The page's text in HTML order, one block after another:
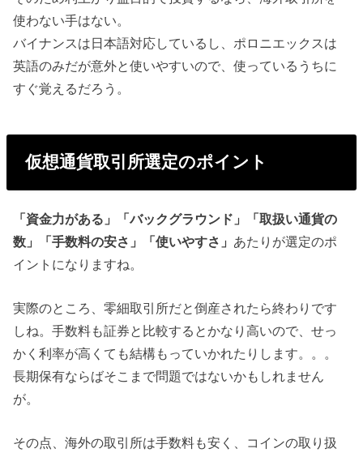
使わない手はない。
バイナンスは日本語対応しているし、ポロニエックスは
英語のみだが意外と使いやすいので、使っているうちに
すぐ覚えるだろう。
仮想通貨取引所選定のポイント
「資金力がある」「バックグラウンド」「取扱い通貨の
数」「手数料の安さ」「使いやすさ」 あたりが選定のポ
イントになりますね。
実際のところ、零細取引所だと倒産されたら終わりです
しね。手数料も証券と比較するとかなり高いので、せっ
かく利率が高くても結構もっていかれたりします。。。
長期保有ならばそこまで問題ではないかもしれません
が。
その点、海外の取引所は手数料も安く、コインの取り扱